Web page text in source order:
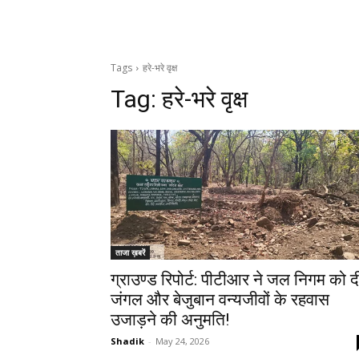
Tags हरे-भरे वृक्ष
Tag:हरे-भरे वृक्ष
ताजा ख़बरें
ग्राउण्ड रिपोर्ट: पीटीआर ने जल निगम को
जंगल और बेजुबान वन्यजीवों के रहवास
उजाड़ने की अनुमति!
Shadik - May 24, 2026